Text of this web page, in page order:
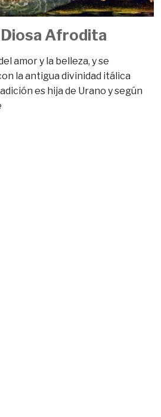
Afrodita
amor y la belleza, y se
la antigua divinidad itálica
es hija de Urano y según